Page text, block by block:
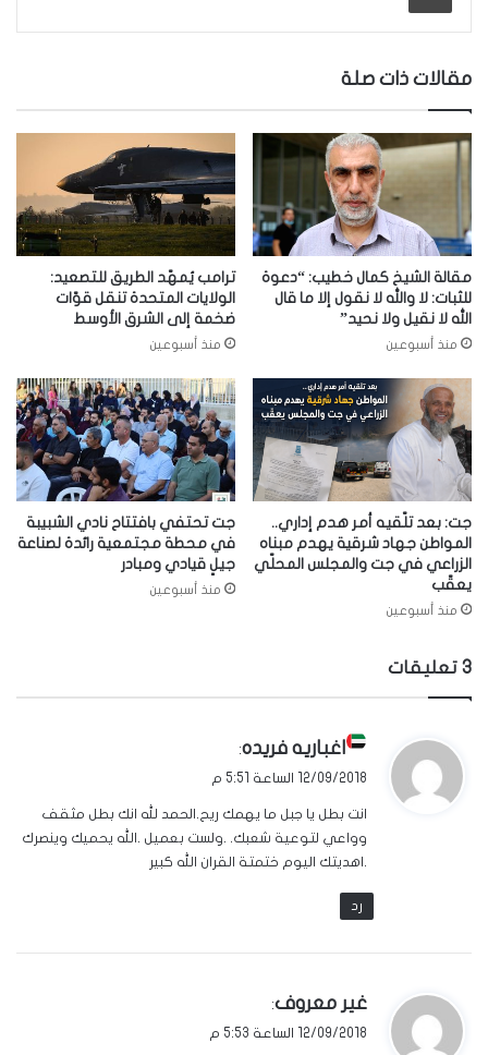
مقالات ذات صلة
مقالة الشيخ كمال خطيب: “دعوة
للثبات: لا والله لا نقول إلا ما قال
الله لا نقيل ولا نحيد”
منذ أسبوعين
ترامب يُمهّد الطريق للتصعيد:
الولايات المتحدة تنقل قوّات
ضخمة إلى الشرق الأوسط
منذ أسبوعين
جت: بعد تلّقيه أمر هدم إداري..
المواطن جهاد شرقية يهدم مبناه
الزراعي في جت والمجلس المحلّي
يعقّب
منذ أسبوعين
جت تحتفي بافتتاح نادي الشبيبة
في محطة مجتمعية رائدة لصناعة
جيلٍ قيادي ومبادر
منذ أسبوعين
‫3 تعليقات
ي
ق
ل
اغباريه فريده:
12/09/2018 الساعة 5:51 م
انت بطل يا جبل ما يهمك ريح.الحمد لله انك بطل مثقف
وواعي لتوعية شعبك. .ولست بعميل .الله يحميك وينصرك
.اهديتك اليوم ختمتة القران الله كبير
رد
ي
ق
غير معروف:
12/09/2018 الساعة 5:53 م